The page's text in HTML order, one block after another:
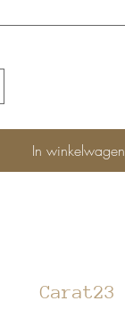
In winkelwagen
Carat23